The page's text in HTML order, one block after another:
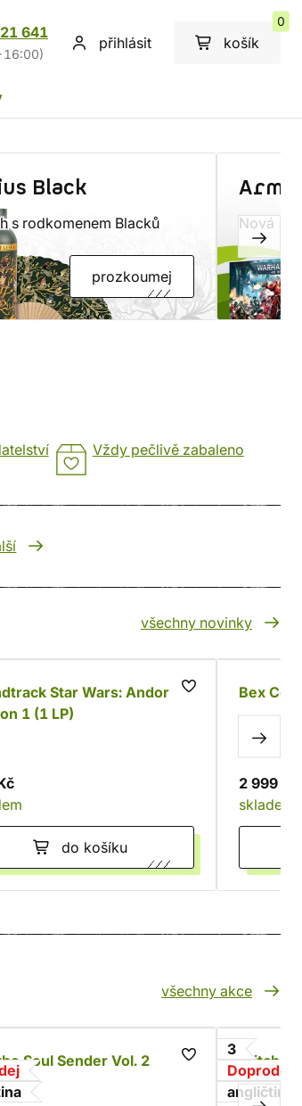
641
přihlásit košík
0
Black
s rodkomenem Blacků
prozkoumej
Nová
Vždy pečlivě zabaleno
všechny novinky
Star Wars: Andor -
1 (1 LP)
do košíku
Bex
2 999 Kč
skladem
všechny akce
Soul Sender Vol. 2
3
Doprodej
angličtina
Witch of
John